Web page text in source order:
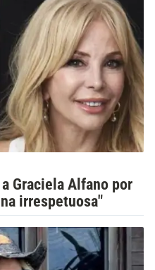
Graciela Alfano por
irrespetuosa"